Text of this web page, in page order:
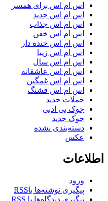
اس ام اس برای همسر
اس ام اس جدید
اس ام اس جذاب
اس ام اس خفن
اس ام اس خنده دار
اس ام اس زیبا
اس ام اس سال
اس ام اس عاشقانه
اس ام اس غمگین
اس ام اس قشنگ
جملات جدید
جوک بی ادبی
جوک جدید
دسته‌بندی نشده
عکس
اطلاعات
ورود
پیگیری نوشته‌ها باRSS
پیگیری دیدگاه‌ها با RSS